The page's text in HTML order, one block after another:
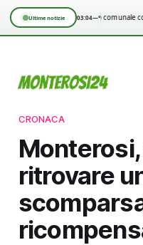
Ultime notizie 03:04—°
Consiglio comunale
CRONACA
ritrovare